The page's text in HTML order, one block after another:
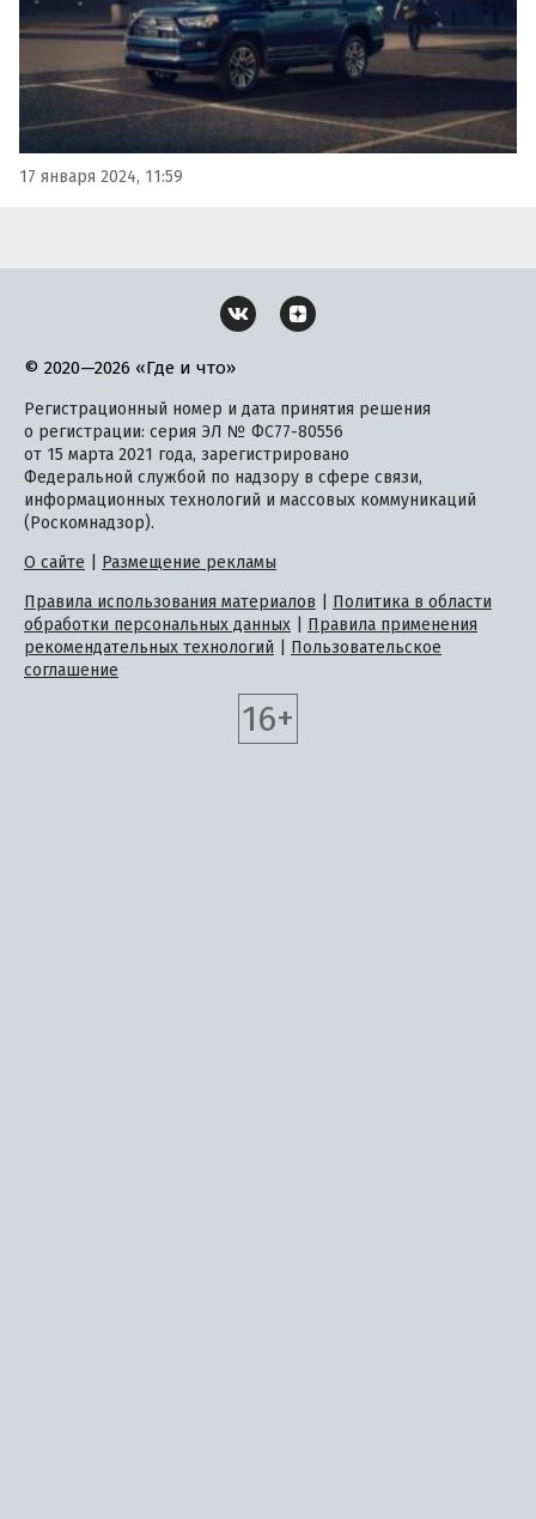
17 января 2024, 11:59
© 2020—2026 «Где и что»
Регистрационный номер и дата принятия решения
о регистрации: серия ЭЛ № ФС77-80556
от 15 марта 2021 года, зарегистрировано
Федеральной службой по надзору в сфере связи,
информационных технологий и массовых коммуникаций
(Роскомнадзор).
О сайте
Размещение рекламы
Правила использования материалов
Политика в области
обработки персональных данных
Правила применения
рекомендательных технологий
Пользовательское
соглашение
16+